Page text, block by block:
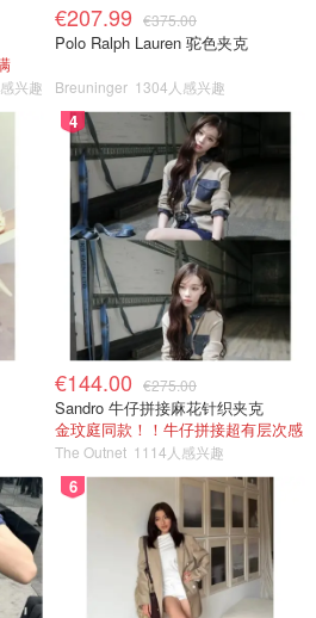
兴趣
€207.99 €375.00
Polo Ralph Lauren 驼色夹克
Breuninger 1304人感兴趣
4
€144.00 €275.00
Sandro 牛仔拼接麻花针织夹克
金玟庭同款！！牛仔拼接超有层次感
The Outnet 1114人感兴趣
6